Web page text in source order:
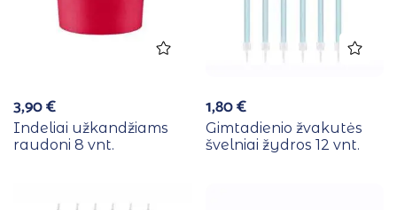
3,90€
Indeliai užkandžiams
raudoni 8 vnt.
1,80€
Gimtadienio žvakutės
švelniai žydros 12 vnt.